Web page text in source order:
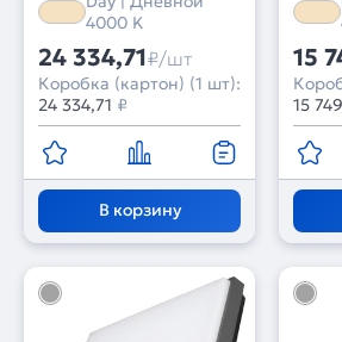
4000 K
24 334,71₽/шт
Коробка (картон) (1 шт):
24 334,71 ₽
В корзину
года)
15
15